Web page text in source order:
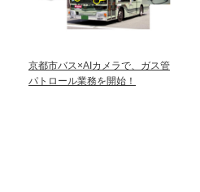
京都市バス×AIカメラで、ガス管
パトロール業務を開始！